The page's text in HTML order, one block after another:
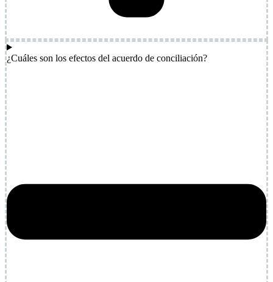
¿Cuáles son los efectos del acuerdo de conciliación?